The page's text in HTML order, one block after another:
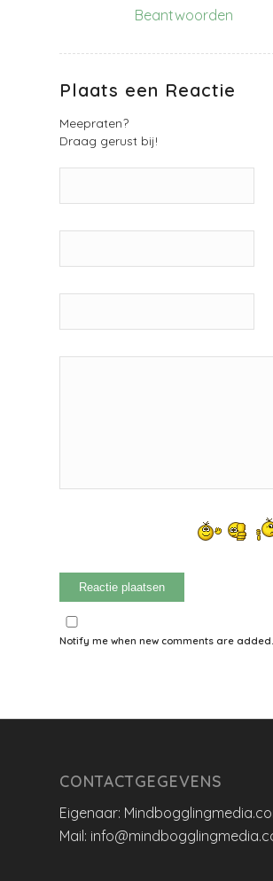
Beantwoorden
Plaats een Reactie
Meepraten?
Draag gerust bij!
Notify me when new comments are added.
CONTACTGEGEVENS
Eigenaar:
Mail: